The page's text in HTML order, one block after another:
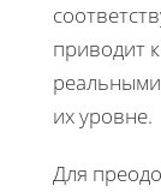
приводит
их уровне.
Для